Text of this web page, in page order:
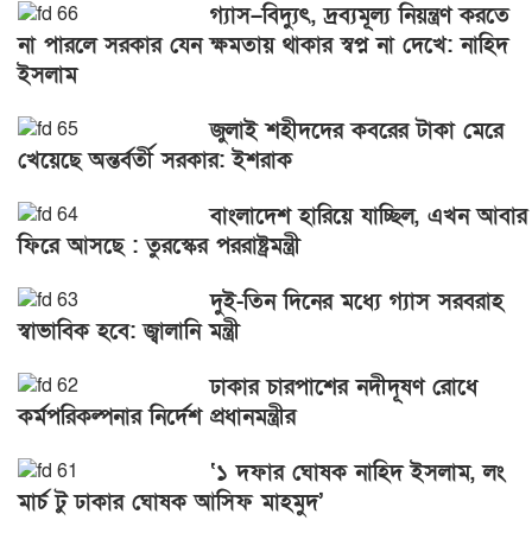
গ্যাস–বিদ্যুৎ, দ্রব্যমূল্য নিয়ন্ত্রণ করতে
না পারলে সরকার যেন ক্ষমতায় থাকার স্বপ্ন না দেখে: নাহিদ
ইসলাম
জুলাই শহীদদের কবরের টাকা মেরে
খেয়েছে অন্তর্বর্তী সরকার: ইশরাক
বাংলাদেশ হারিয়ে যাচ্ছিল, এখন আবার
ফিরে আসছে : তুরস্কের পররাষ্ট্রমন্ত্রী
দুই-তিন দিনের মধ্যে গ্যাস সরবরাহ
স্বাভাবিক হবে: জ্বালানি মন্ত্রী
ঢাকার চারপাশের নদীদূষণ রোধে
কর্মপরিকল্পনার নির্দেশ প্রধানমন্ত্রীর
‘১ দফার ঘোষক নাহিদ ইসলাম, লং
মার্চ টু ঢাকার ঘোষক আসিফ মাহমুদ’